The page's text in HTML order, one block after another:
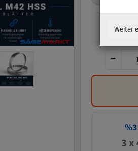
%3
3 x
Weiter